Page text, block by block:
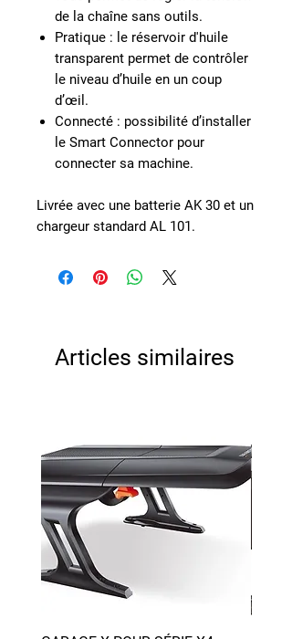
de la chaîne sans outils.
Pratique : le réservoir d'huile
transparent permet de contrôler
le niveau d’huile en un coup
d’œil.
Connecté : possibilité d’installer
le Smart Connector pour
connecter sa machine.
Livrée avec une batterie AK 30 et un
chargeur standard AL 101.
Articles similaires